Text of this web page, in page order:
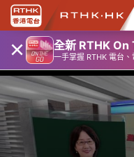
× 全新 RTHK On
一手掌握 RTHK 電台、